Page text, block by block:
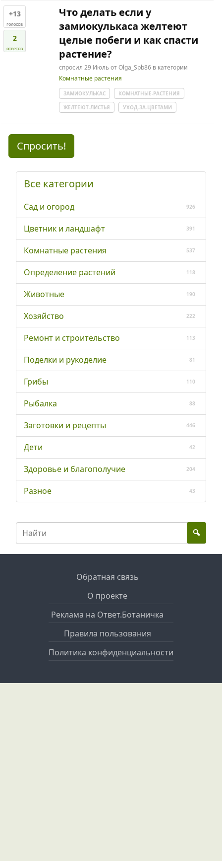
+13
голосов
2
ответов
Что делать если у
замиокулькаса желтеют
целые побеги и как спасти
растение?
спросил 29 Июль отOlga_Spb86 в категории
Комнатные растения
ЗАМИОКУЛЬКАС
КОМНАТНЫЕ-РАСТЕНИЯ
ЖЕЛТЕЮТ-ЛИСТЬЯ
УХОД-ЗА-ЦВЕТАМИ
Спросить!
Все категории
Сад и огород 926
Цветник и ландшафт 391
Комнатные растения 537
Определение растений 118
Животные 190
Хозяйство 222
Ремонт и строительство 113
Поделки и рукоделие 81
Грибы 110
Рыбалка 88
Заготовки и рецепты 446
Дети 42
Здоровье и благополучие 204
Разное 43
Обратная связь
О проекте
Реклама на Ответ.Ботаничка
Правила пользования
Политика конфиденциальности